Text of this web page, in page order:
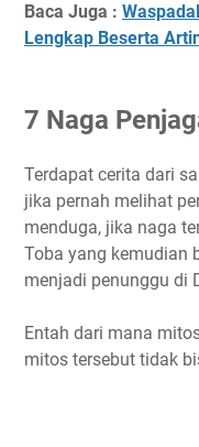
Baca Juga :
Lengkap Beserta
7 Naga
Terdapat cerita dari
jika pernah melihat
menduga, jika naga
Toba yang kemudian
menjadi penunggu di
Entah dari mana
mitos tersebut tidak